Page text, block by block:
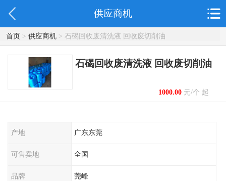
供应商机
首页> 供应商机> 石碣回收废清洗液 回收废切削油
石碣回收废清洗液 回收废切削油
1000.00元/个 起
产地 广东东莞
可售卖地 全国
品牌 莞峰